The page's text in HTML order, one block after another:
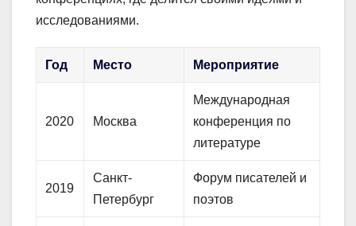
исследованиями.
Год Место Мероприятие
2020 Москва
Международная
конференция по
литературе
2019
Санкт-
Петербург
Форум писателей и
поэтов